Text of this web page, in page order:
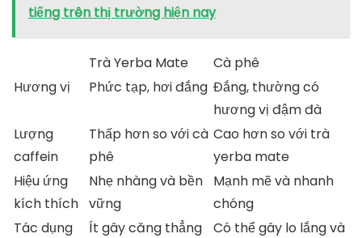
tiếng trên thị trường hiện nay
Trà Yerba Mate
Cà phê
Hương vị
Phức tạp, hơi đắng Đắng, thường có
hương vị đậm đà
Lượng
caffein
Thấp hơn so với cà
phê
Cao hơn so với trà
yerba mate
Hiệu ứng
kích thích
Nhẹ nhàng và bền
vững
Mạnh mẽ và nhanh
chóng
Tác dụng
Ít gây căng thẳng
Có thể gây lo lắng và